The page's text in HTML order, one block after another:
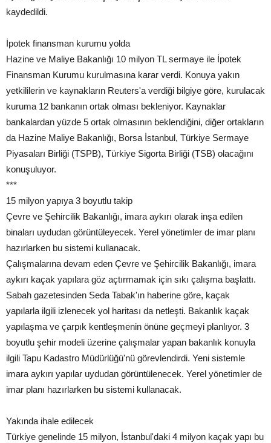
kaydedildi.
İpotek finansman kurumu yolda
Hazine ve Maliye Bakanlığı 10 milyon TL sermaye ile İpotek
Finansman Kurumu kurulmasına karar verdi. Konuya yakın
yetkililerin ve kaynakların Reuters'a verdiği bilgiye göre, kurulacak
kuruma 12 bankanın ortak olması bekleniyor. Kaynaklar
bankalardan yüzde 5 ortak olmasının beklendiğini, diğer ortakların
da Hazine Maliye Bakanlığı, Borsa İstanbul, Türkiye Sermaye
Piyasaları Birliği (TSPB), Türkiye Sigorta Birliği (TSB) olacağını
konuşuluyor.
***
15 milyon yapıya 3 boyutlu takip
Çevre ve Şehircilik Bakanlığı, imara aykırı olarak inşa edilen
binaları uydudan görüntüleyecek. Yerel yönetimler de imar planı
hazırlarken bu sistemi kullanacak.
Çalışmalarına devam eden Çevre ve Şehircilik Bakanlığı, imara
aykırı kaçak yapılara göz açtırmamak için sıkı çalışma başlattı.
Sabah gazetesinden Seda Tabak'ın haberine göre, kaçak
yapılarla ilgili izlenecek yol haritası da netleşti. Bakanlık kaçak
yapılaşma ve çarpık kentleşmenin önüne geçmeyi planlıyor. 3
boyutlu şehir modeli üzerine çalışmalar yapan bakanlık konuyla
ilgili Tapu Kadastro Müdürlüğü'nü görevlendirdi. Yeni sistemle
imara aykırı yapılar uydudan görüntülenecek. Yerel yönetimler de
imar planı hazırlarken bu sistemi kullanacak.
Yakında ihale edilecek
Türkiye genelinde 15 milyon, İstanbul'daki 4 milyon kaçak yapı bu